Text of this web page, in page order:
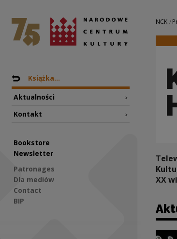
Książka
National Centre for Culture Poland
Nawigacja
Back to: Projekty
Książka...
Aktualności >
Kontakt >
Bookstore
Newsletter
Patronages
Dla mediów
Contact
BIP
NCK
XX